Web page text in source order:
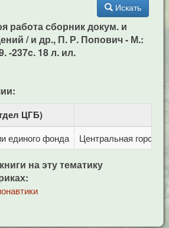
Искать
работа сборник докум. и
/ и др., П. Р. Попович - М.:
-237c. 18 л. ил.
ЦГБ)
единого фонда Центральная
на эту тематику